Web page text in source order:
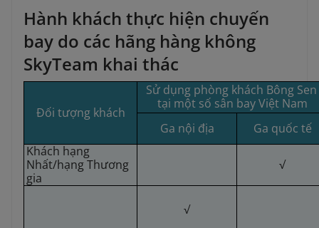
Hành khách thực hiện chuyến
bay do các hãng hàng không
SkyTeam khai thác
Đối tượng khách
Sử dụng phòng khách Bông Sen
tại một số sân bay Việt Nam
Ga nội địa
Ga quốc tế
Khách hạng
Nhất/hạng Thương
gia
√
√